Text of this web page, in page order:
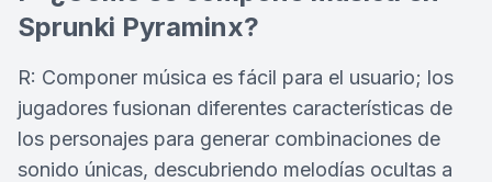
Sprunki Pyraminx?
R: Componer música es fácil para el usuario; los
jugadores fusionan diferentes características de
los personajes para generar combinaciones de
sonido únicas, descubriendo melodías ocultas a